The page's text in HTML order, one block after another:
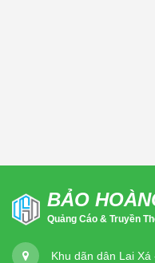
BẢO
Quảng Cáo & Truyền
Khu dãn dân Lai